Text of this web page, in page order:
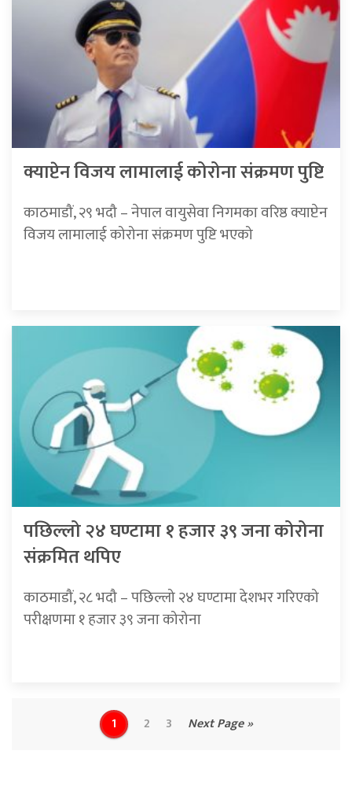
क्याप्टेन विजय लामालाई कोरोना संक्रमण पुष्टि
काठमाडौं, २९ भदौ – नेपाल वायुसेवा निगमका वरिष्ठ क्याप्टेन
विजय लामालाई कोरोना संक्रमण पुष्टि भएको
पछिल्लो २४ घण्टामा १ हजार ३९ जना कोरोना
संक्रमित थपिए
काठमाडौं, २८ भदौ – पछिल्लो २४ घण्टामा देशभर गरिएको
परीक्षणमा १ हजार ३९ जना कोरोना
1 2 3 Next Page »